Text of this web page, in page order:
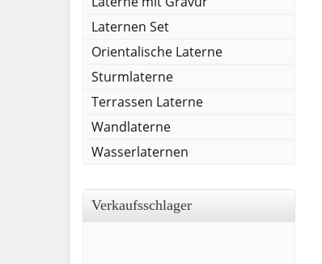
Laternen Set
Orientalische Laterne
Sturmlaterne
Terrassen Laterne
Wandlaterne
Wasserlaternen
Verkaufsschlager